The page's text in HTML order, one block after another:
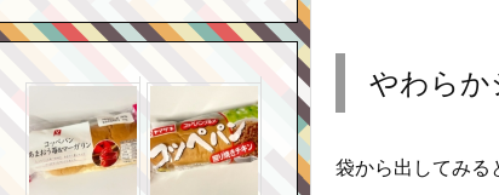
やわらか
袋から出してみる